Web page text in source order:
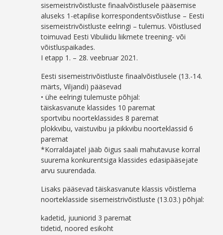
sisemeistrivõistluste finaalvõistlusele pääsemise
aluseks 1-etapilise korrespondentsvõistluse – Eesti
sisemeistrivõistluste eelringi – tulemus. Võistlused
toimuvad Eesti Vibuliidu liikmete treening- või
võistluspaikades.
I etapp 1. – 28. veebruar 2021.
Eesti sisemeistrivõistluste finaalvõistlusele (13.-14.
märts, Viljandi) pääsevad
• ühe eelringi tulemuste põhjal:
täiskasvanute klassides 10 paremat
sportvibu noorteklassides 8 paremat
plokkvibu, vaistuvibu ja pikkvibu noorteklassid 6
paremat
*Korraldajatel jääb õigus saali mahutavuse korral
suurema konkurentsiga klassides edasipääsejate
arvu suurendada.
Lisaks pääsevad täiskasvanute klassis võistlema
noorteklasside sisemeistrivõistluste (13.03.) põhjal:
kadetid, juuniorid 3 paremat
tidetid, noored esikoht